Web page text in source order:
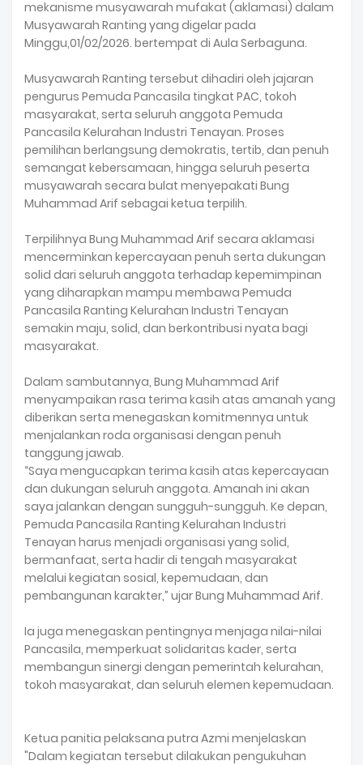
mekanisme musyawarah mufakat (aklamasi) dalam
Musyawarah Ranting yang digelar pada
Minggu,01/02/2026. bertempat di Aula Serbaguna.
Musyawarah Ranting tersebut dihadiri oleh jajaran
pengurus Pemuda Pancasila tingkat PAC, tokoh
masyarakat, serta seluruh anggota Pemuda
Pancasila Kelurahan Industri Tenayan. Proses
pemilihan berlangsung demokratis, tertib, dan penuh
semangat kebersamaan, hingga seluruh peserta
musyawarah secara bulat menyepakati Bung
Muhammad Arif sebagai ketua terpilih.
Terpilihnya Bung Muhammad Arif secara aklamasi
mencerminkan kepercayaan penuh serta dukungan
solid dari seluruh anggota terhadap kepemimpinan
yang diharapkan mampu membawa Pemuda
Pancasila Ranting Kelurahan Industri Tenayan
semakin maju, solid, dan berkontribusi nyata bagi
masyarakat.
Dalam sambutannya, Bung Muhammad Arif
menyampaikan rasa terima kasih atas amanah yang
diberikan serta menegaskan komitmennya untuk
menjalankan roda organisasi dengan penuh
tanggung jawab.
“Saya mengucapkan terima kasih atas kepercayaan
dan dukungan seluruh anggota. Amanah ini akan
saya jalankan dengan sungguh-sungguh. Ke depan,
Pemuda Pancasila Ranting Kelurahan Industri
Tenayan harus menjadi organisasi yang solid,
bermanfaat, serta hadir di tengah masyarakat
melalui kegiatan sosial, kepemudaan, dan
pembangunan karakter,” ujar Bung Muhammad Arif.
Ia juga menegaskan pentingnya menjaga nilai-nilai
Pancasila, memperkuat solidaritas kader, serta
membangun sinergi dengan pemerintah kelurahan,
tokoh masyarakat, dan seluruh elemen kepemudaan.
Ketua panitia pelaksana putra Azmi menjelaskan
"Dalam kegiatan tersebut dilakukan pengukuhan